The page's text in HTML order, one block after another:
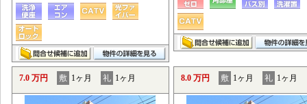
7.0 万円 敷 1ヶ月 礼 1ヶ月 8.0 万円 敷 1ヶ月 礼 1ヶ月